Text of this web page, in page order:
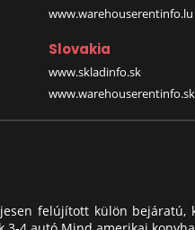
www.warehouserentinfo.lu
Slovakia
www.skladinfo.sk
www.warehouserentinfo.sk
felújított külön